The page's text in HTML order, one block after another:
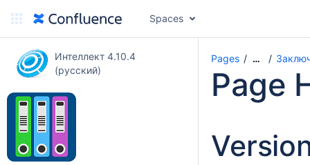
Spaces
Интеллект 4.10.4
(русский)
Pages …
Page